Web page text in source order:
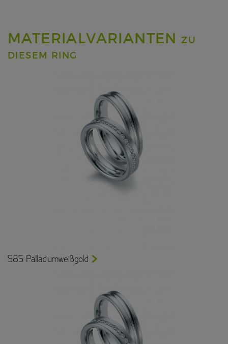
MATERIALVARIANTENZU
DIESEM RING
585 Palladiumweißgold